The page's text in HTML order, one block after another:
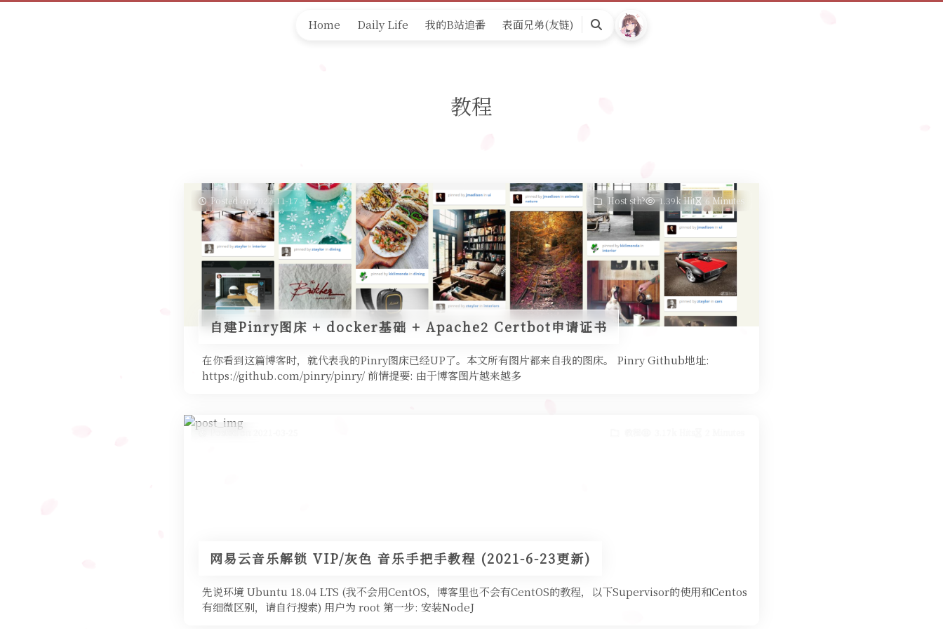
Home Daily Life 我的B站追番 表面兄弟(友链) Search
教程
Posted on 2022-11-17 Host sth? 1.39k Hit 6 Minutes
自建Pinry图床 + docker基础 + Apache2 Certbot申请证书
在你看到这篇博客时，就代表我的Pinry图床已经UP了。本文所有图片都来自我的图床。 Pinry Github地址:
https://github.com/pinry/pinry/ 前情提要: 由于博客图片越来越多
Posted on 2021-03-25
网易云音乐解锁 VIP/灰色 音乐手把手教程 (2021-6-23更新)
先说环境 Ubuntu 18.04 LTS (我不会用CentOS，博客里也不会有CentOS的教程，以下Supervisor的使用和Centos
有细微区别，请自行搜索) 用户为 root 第一步: 安装NodeJ